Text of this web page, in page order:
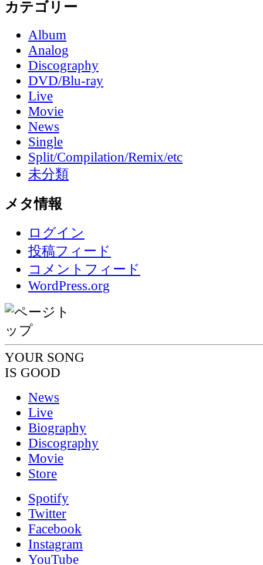
カテゴリー
Album
Analog
Discography
DVD/Blu-ray
Live
Movie
News
Single
Split/Compilation/Remix/etc
未分類
メタ情報
ログイン
投稿フィード
コメントフィード
WordPress.org
YOUR SONG
IS GOOD
News
Live
Biography
Discography
Movie
Store
Spotify
Twitter
Facebook
Instagram
YouTube